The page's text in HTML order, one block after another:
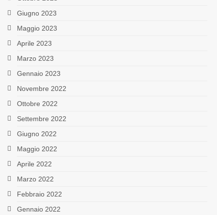
Giugno 2023
Maggio 2023
Aprile 2023
Marzo 2023
Gennaio 2023
Novembre 2022
Ottobre 2022
Settembre 2022
Giugno 2022
Maggio 2022
Aprile 2022
Marzo 2022
Febbraio 2022
Gennaio 2022